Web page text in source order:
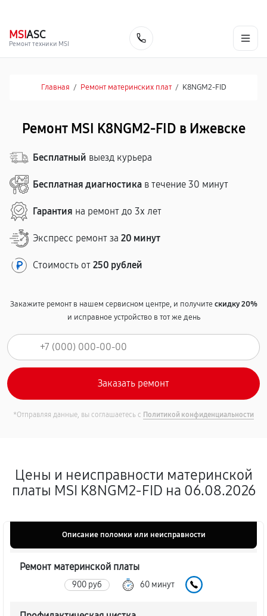
MSIASC
Ремонт техники MSI
Главная / Ремонт материнских плат / K8NGM2-FID
Ремонт MSI K8NGM2-FID в Ижевске
Бесплатный выезд курьера
Бесплатная диагностика в течение 30 минут
Гарантия на ремонт до 3х лет
Экспресс ремонт за 20 минут
Стоимость от 250 рублей
Закажите ремонт в нашем сервисном центре, и получитескидку 20%
и исправное устройство в тот же день
*Отправляя данные, вы соглашаетесь с Политикой конфиденциальности
Цены и неисправности материнской
платы MSI K8NGM2-FID на 06.08.2026
Описание поломки или неисправности
Ремонт материнской платы
900 руб 60 минут